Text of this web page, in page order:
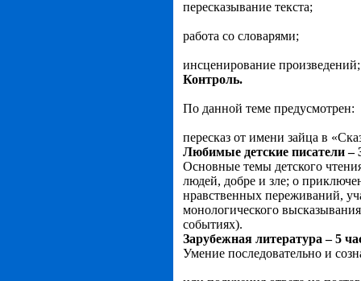
пересказывание текста;
работа со словарями;
инсценирование произведений;
Контроль.
По данной теме предусмотрен:
пересказ от имени зайца в
Любимые детские писатели –
Основные темы детского
людей, добре и зле; о
нравственных переживаний,
монологического
событиях).
Зарубежная литература – 5
Умение последовательно и